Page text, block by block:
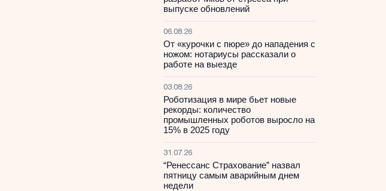
выпуске обновлений
06.08.26
От «курочки с пюре» до нападения с
ножом: нотариусы рассказали о
работе на выезде
03.08.26
Роботизация в мире бьет новые
рекорды: количество
промышленных роботов выросло на
15% в 2025 году
31.07.26
“Ренессанс Страхование” назвал
пятницу самым аварийным днем
недели